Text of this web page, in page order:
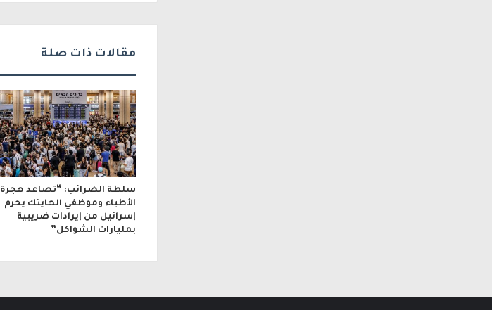
و
ن
ي
مقالات ذات صلة
سلطة الضرائب: “تصاعد هجرة
الأطباء وموظفي الهايتك يحرم
إسرائيل من إيرادات ضريبية
بمليارات الشواكل”